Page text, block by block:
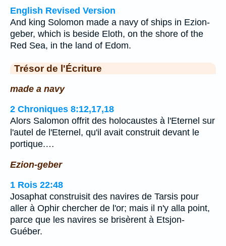
English Revised Version
And king Solomon made a navy of ships in Ezion-
geber, which is beside Eloth, on the shore of the
Red Sea, in the land of Edom.
Trésor de l'Écriture
made a navy
2 Chroniques 8:12,17,18
Alors Salomon offrit des holocaustes à l'Eternel sur
l'autel de l'Eternel, qu'il avait construit devant le
portique.…
Ezion-geber
1 Rois 22:48
Josaphat construisit des navires de Tarsis pour
aller à Ophir chercher de l'or; mais il n'y alla point,
parce que les navires se brisèrent à Etsjon-
Guéber.